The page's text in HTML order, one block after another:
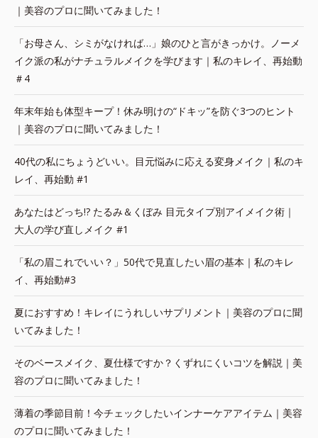
｜美容のプロに聞いてみました！
「お母さん、シミがなければ…」娘のひと言がきっかけ。ノーメ
イク派の私がナチュラルメイクを学びます｜私のキレイ、再始動
＃4
年末年始も体型キープ！休み明けの“ドキッ”を防ぐ3つのヒント
｜美容のプロに聞いてみました！
40代の私にちょうどいい。目元悩みに応える変身メイク｜私のキ
レイ、再始動 #1
あなたはどっち!? たるみ＆くぼみ 目元タイプ別アイメイク術｜
大人の学び直しメイク #1
「私の眉これでいい？」50代で見直したい眉の基本｜私のキレ
イ、再始動#3
夏におすすめ！キレイにうれしいサプリメント｜美容のプロに聞
いてみました！
そのベースメイク、夏仕様ですか？くずれにくいコツを解説｜美
容のプロに聞いてみました！
薄着の季節目前！今チェックしたいインナーケアアイテム｜美容
のプロに聞いてみました！